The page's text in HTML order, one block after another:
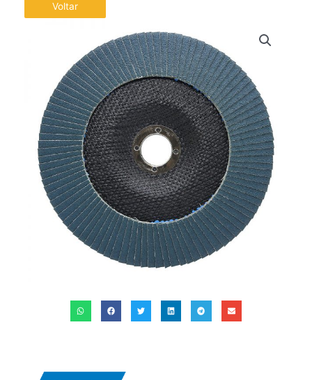
Voltar